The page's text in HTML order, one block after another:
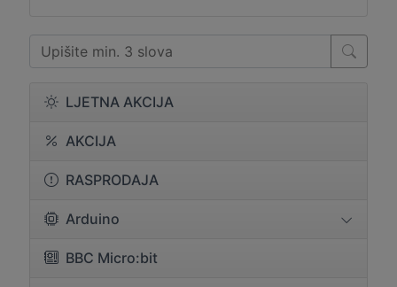
LJETNA AKCIJA
AKCIJA
RASPRODAJA
Arduino
BBC Micro:bit